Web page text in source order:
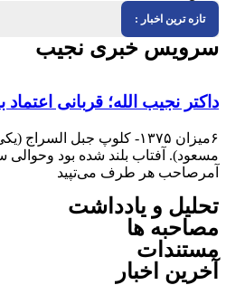
ترین اخبار :
خبری نجیب
نجیب الله؛ قربانی اعتماد بالای
۶میزان ۱۳۷۵- کلوپ جبل السراج (یکى
آفتاب بلند شده بود وحوالى
هر طرف می‌تپید
و یادداشت
ها
اخبار